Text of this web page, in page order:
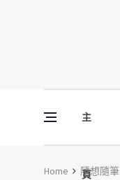
主
頁
Vine Media
葡萄樹傳媒
Home 隨想隨筆